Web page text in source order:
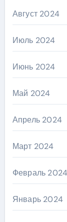
Август 2024
Июль 2024
Июнь 2024
Май 2024
Апрель 2024
Март 2024
Февраль 2024
Январь 2024